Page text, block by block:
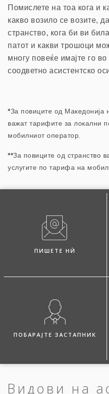
П омислете на тоа кога и
какво возило се возите,
странство, кога би ви
патот и какви трошоци
многу повеќе имајте го
соодветно асистентско
*За повиците од Македонија
важат тарифите за локални
мобилниот оператор.
**За повиците од странство
услугите по тарифа на
ПИШЕТЕ НЍ
ПОБАРАЈТЕ ЗАСТАПНИК
Видови на